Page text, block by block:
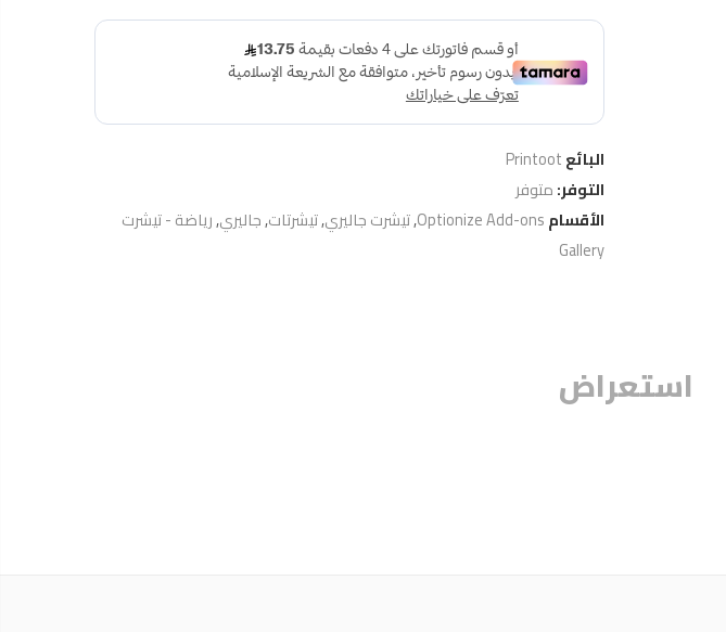
البائعPrintoot
التوفر:متوفر
الأقسامOptionize Add-ons
,تيشرت جاليري,تيشرتات,جاليري,رياضة - تيشرت
Gallery
استعراض